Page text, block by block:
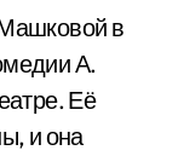
в
А.
Её
и она